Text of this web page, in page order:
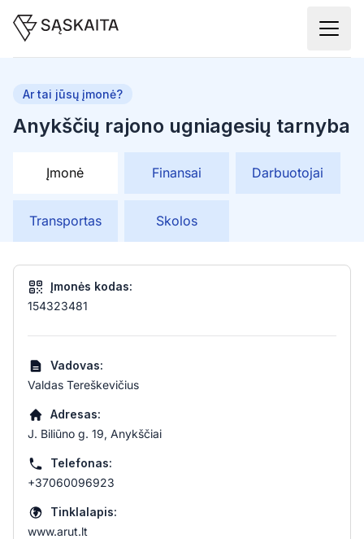
Anykščių rajono ugniagesių tarnyba
Ar tai jūsų įmonė?
Įmonė Finansai Darbuotojai
Transportas Skolos
Įmonės kodas:
154323481
Vadovas:
Valdas Tereškevičius
Adresas:
J. Biliūno g. 19, Anykščiai
Telefonas:
+37060096923
Tinklalapis:
www.arut.lt